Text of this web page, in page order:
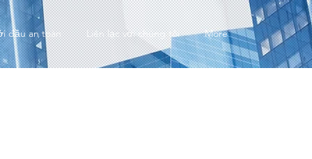
đầu an toàn Liên lạc với chúng tôi More